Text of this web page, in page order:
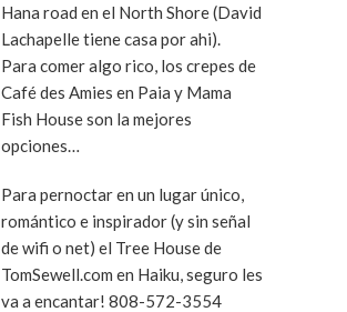
Hana road en el North Shore (David
Lachapelle tiene casa por ahi).
Para comer algo rico, los crepes de
Café des Amies en Paia y Mama
Fish House son la mejores
opciones…
Para pernoctar en un lugar único,
romántico e inspirador (y sin señal
de wifi o net) el Tree House de
TomSewell.com en Haiku, seguro les
va a encantar! 808-572-3554